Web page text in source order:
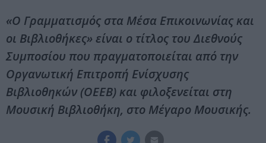
«Ο Γραμματισμός στα Μέσα Επικοινωνίας και
οι Βιβλιοθήκες» είναι ο τίτλος του Διεθνούς
Συμποσίου που πραγματοποιείται από την
Οργανωτική Επιτροπή Ενίσχυσης
Βιβλιοθηκών (ΟΕΕΒ) και φιλοξενείται στη
Μουσική Βιβλιοθήκη, στο Μέγαρο Μουσικής.